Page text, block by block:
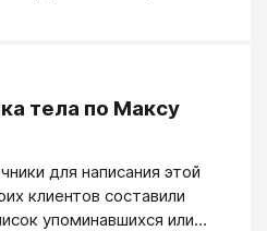
тела по Максу
для написания этой
клиентов составили
упоминавшихся или